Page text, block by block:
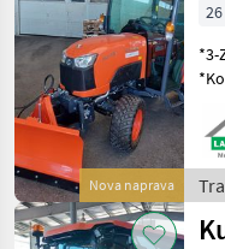
Nova naprava
*3-
240/
25